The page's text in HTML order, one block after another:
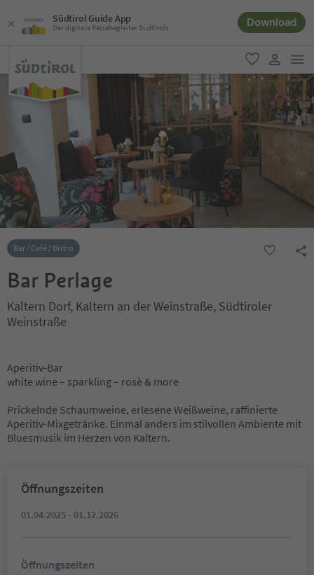
Südtirol Guide App
Der digitale Reisebegleiter Südtirols Download
favorit
user link
Bar / Café / Bistro
Bar Perlage
Kaltern Dorf, Kaltern an der Weinstraße, Südtiroler
Weinstraße
Aperitiv-Bar
white wine – sparkling – rosè & more
Prickelnde Schaumweine, erlesene Weißweine, raffinierte
Aperitiv-Mixgetränke. Einmal anders im stilvollen Ambiente mit
Bluesmusik im Herzen von Kaltern.
Öffnungszeiten
01.04.2025 - 01.12.2026
Öffnungszeiten